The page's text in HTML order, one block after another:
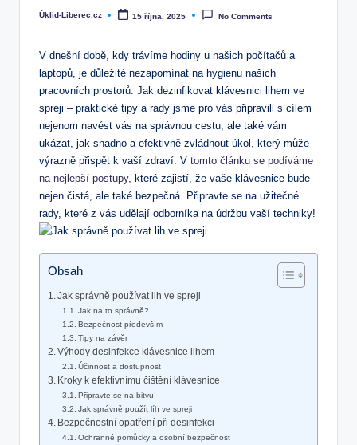
Posted
Úklid-Liberec.cz 15 října, 2025 No Comments
V dnešní době, kdy trávíme hodiny u našich počítačů a
laptopů, je důležité nezapomínat na hygienu našich
pracovních prostorů. Jak dezinfikovat klávesnici lihem ve
spreji – praktické tipy a rady jsme pro vás připravili s cílem
nejenom navést vás na správnou cestu, ale také vám
ukázat, jak snadno a efektivně zvládnout úkol, který může
výrazně přispět k vaší zdraví. V tomto článku se podíváme
na nejlepší postupy, které zajistí, že vaše klávesnice bude
nejen čistá, ale také bezpečná. Připravte se na užitečné
rady, které z vás udělají odborníka na údržbu vaší techniky!
Obsah
Jak správně používat lih ve spreji
Jak na to správně?
Bezpečnost především
Tipy na závěr
Výhody desinfekce klávesnice lihem
Účinnost a dostupnost
Kroky k efektivnímu čištění klávesnice
Připravte se na bitvu!
Jak správně použít líh ve spreji
Bezpečnostní opatření při desinfekci
Ochranné pomůcky a osobní bezpečnost